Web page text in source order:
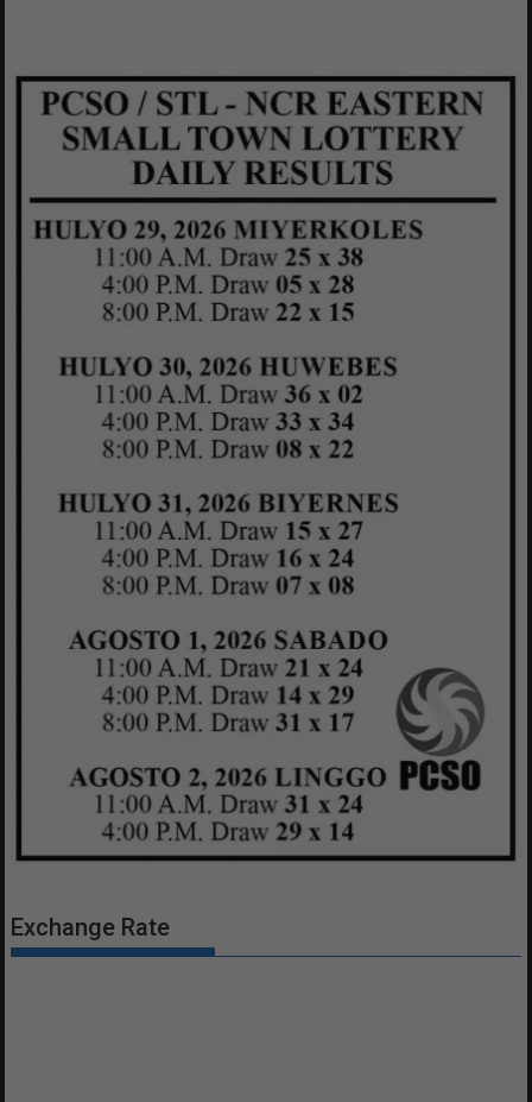
Exchange Rate